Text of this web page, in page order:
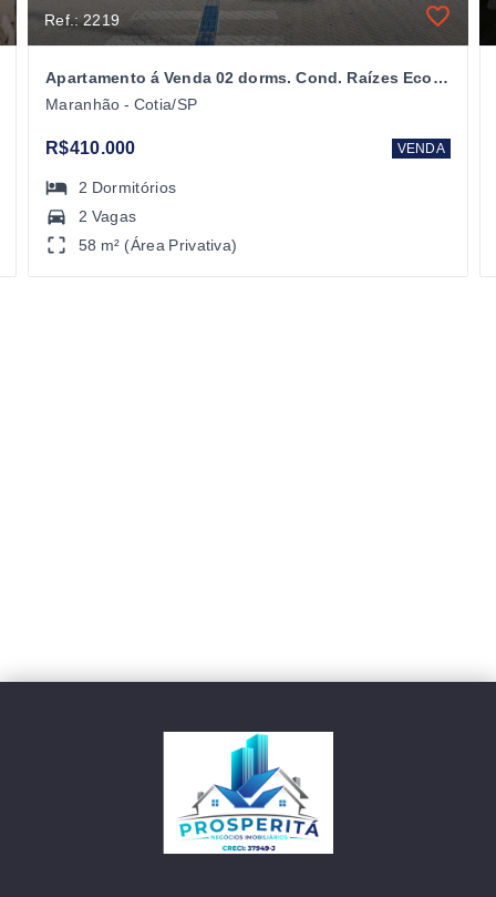
Ref.: 2219
Apartamento á Venda 02 dorms. Cond. Raízes Eco Club Cotia/SP
Maranhão - Cotia/SP
R$410.000 VENDA
2 Dormitórios
2 Vagas
58 m² (Área Privativa)